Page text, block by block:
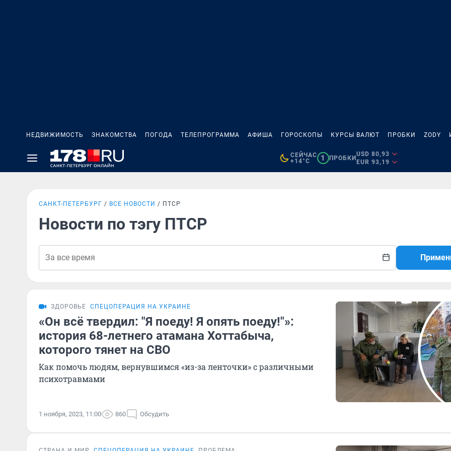
НЕДВИЖИМОСТЬ ЗНАКОМСТВА ПОГОДА ТЕЛЕПРОГРАММА АФИША ГОРОСКОПЫ КУРСЫ ВАЛЮТ ПРОБКИ ZODY
СЕЙЧАС
+14°C
1 ПРОБКИ
USD 80,93
EUR 93,19
САНКТ-ПЕТЕРБУРГ ВСЕ НОВОСТИ ПТСР
Новости по тэгу ПТСР
ЗДОРОВЬЕ СПЕЦОПЕРАЦИЯ НА УКРАИНЕ
«Он всё твердил: "Я поеду! Я опять поеду!"»:
история 68-летнего атамана Хоттабыча,
которого тянет на СВО
Как помочь людям, вернувшимся «из-за ленточки» с различными
психотравмами
1 ноября, 2023, 11:00 860 Обсудить